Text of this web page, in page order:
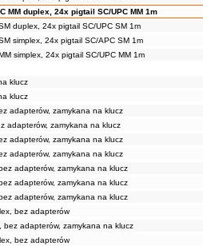
MM duplex, 24x pigtail SC/UPC MM 1m
duplex, 24x pigtail SC/UPC SM 1m
simplex, 24x pigtail SC/APC SM 1m
simplex, 24x pigtail SC/UPC MM 1m
klucz
klucz
adapterów, zamykana na klucz
adapterów, zamykana na klucz
adapterów, zamykana na klucz
adapterów, zamykana na klucz
adapterów, zamykana na klucz
adapterów, zamykana na klucz
adapterów, zamykana na klucz
bez adapterów
bez adapterów, zamykana na klucz
bez adapterów